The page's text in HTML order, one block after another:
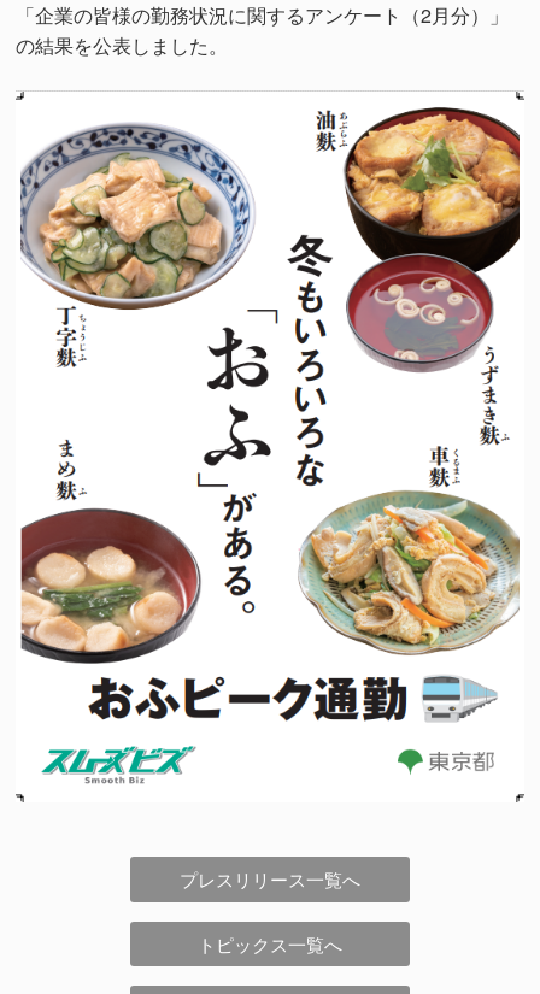
「企業の皆様の勤務状況に関するアンケート（2月分）」
の結果を公表しました。
プレスリリース一覧へ
トピックス一覧へ